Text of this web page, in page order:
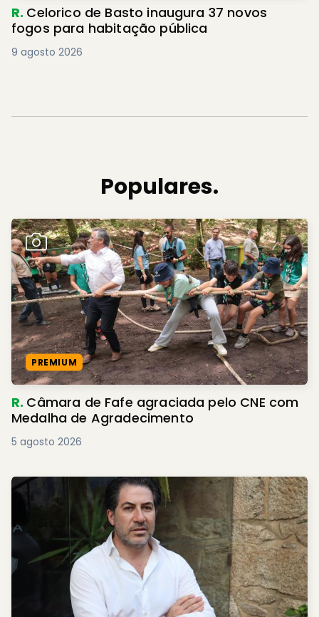
R. Celorico de Basto inaugura 37 novos
fogos para habitação pública
9 agosto 2026
Populares.
PREMIUM
R. Câmara de Fafe agraciada pelo CNE com
Medalha de Agradecimento
5 agosto 2026